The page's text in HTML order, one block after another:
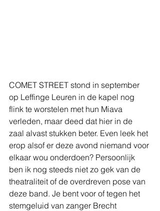
COMET STREET stond in september
op Leffinge Leuren in de kapel nog
flink te worstelen met hun Miava
verleden, maar deed dat hier in de
zaal alvast stukken beter. Even leek het
erop alsof er deze avond niemand voor
elkaar wou onderdoen? Persoonlijk
ben ik nog steeds niet zo gek van de
theatraliteit of de overdreven pose van
deze band. Je bent voor of tegen het
stemgeluid van zanger Brecht